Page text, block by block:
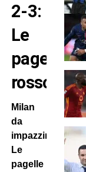
2-3:
Le
pagelle
rossonere
Milan
da
impazzire:
Le
pagelle